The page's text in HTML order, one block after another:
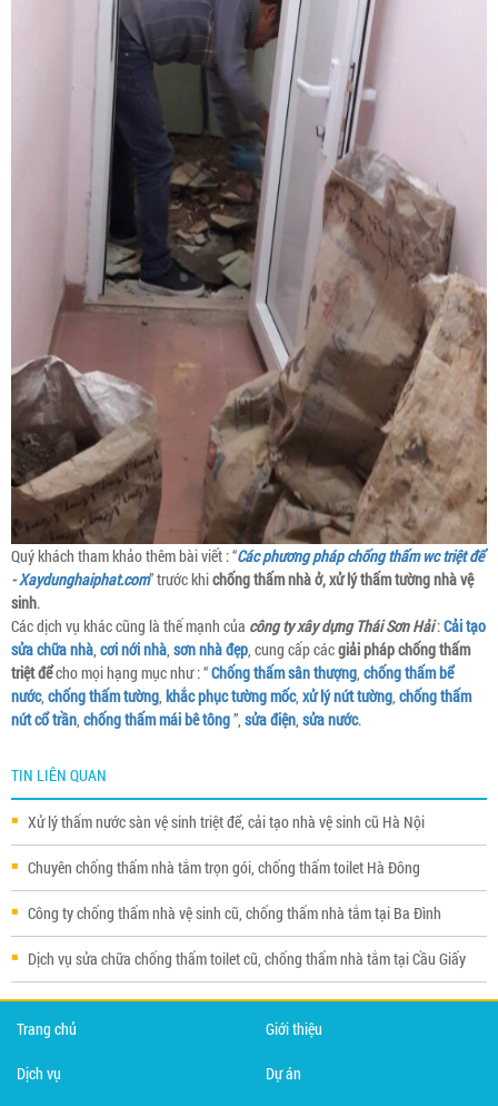
Quý khách tham khảo thêm bài viết : “Các phương pháp chống thấm wc triệt để
- Xaydunghaiphat.com” trước khichống thấm nhà ở, xử lý thấm tường nhà vệ
sinh.
Các dịch vụ khác cũng là thế mạnh của công ty xây dựng Thái Sơn Hải:Cải tạo
sửa chữa nhà, cơi nới nhà, sơn nhà đẹp, cung cấp cácgiải pháp chống thấm
triệt đểcho mọi hạng mục như : “Chống thấm sân thượng, chống thấm bể
nước, chống thấm tường, khắc phục tường mốc, xử lý nứt tường, chống thấm
nứt cổ trần, chống thấm mái bê tông”, sửa điện, sửa nước.
TIN LIÊN QUAN
Xử lý thấm nước sàn vệ sinh triệt để, cải tạo nhà vệ sinh cũ Hà Nội
Chuyên chống thấm nhà tắm trọn gói, chống thấm toilet Hà Đông
Công ty chống thấm nhà vệ sinh cũ, chống thấm nhà tắm tại Ba Đình
Dịch vụ sửa chữa chống thấm toilet cũ, chống thấm nhà tắm tại Cầu Giấy
Trang chủ Giới thiệu
Dịch vụ Dự án